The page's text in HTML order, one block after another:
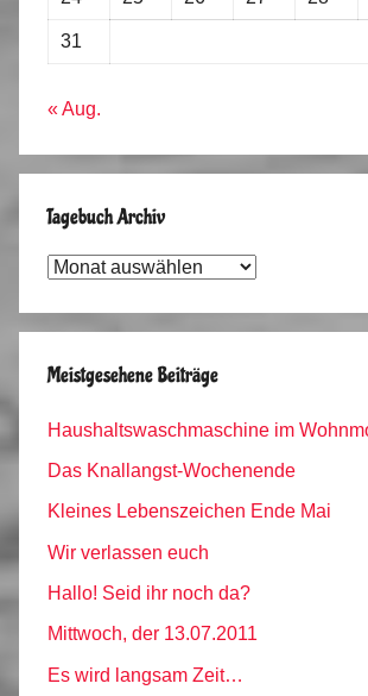
31
« Aug.
Tagebuch Archiv
Tagebuch
Meistgesehene Beiträge
Haushaltswaschmaschine im
Das Knallangst-Wochenende
Kleines Lebenszeichen Ende Mai
Wir verlassen euch
Hallo! Seid ihr noch da?
Mittwoch, der 13.07.2011
Es wird langsam Zeit…